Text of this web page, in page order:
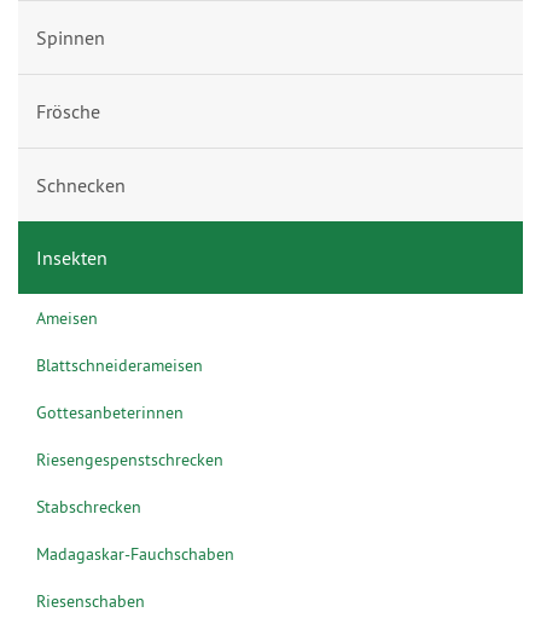
Spinnen
Frösche
Schnecken
Insekten
Ameisen
Blattschneiderameisen
Gottesanbeterinnen
Riesengespenstschrecken
Stabschrecken
Madagaskar-Fauchschaben
Riesenschaben